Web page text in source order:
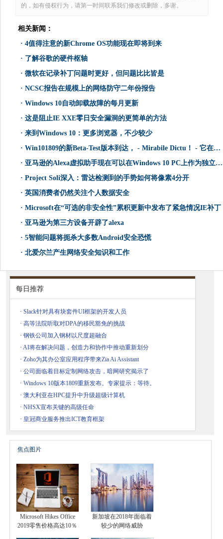
的，如有侵权行为，请第一时间联系我们修改或删除，多谢。
相关新闻：
· 4值得注意的新Chrome OS功能现在即将到来
· 了解谷歌的硬件枢轴
· 微软在记录补丁问题时更好，但问题比比皆是
· NCSC报告在规模上的网络防守二年份报告
· Windows 10自动卸载故障的每月更新
· 这是阻止IE XXE零日安全漏洞的更简单的方法
· 来到Windows 10：更多浏览器，不少较少
· Win101809的新Beta-Test版本到达， - Mirabile Dictu！ - 它在释放预览戒指中
· 亚马逊的Alexa虚拟助手现在可以在Windows 10 PC上作为独立应用程序提供
· Project Soli深入：雷达检测到的手势如何将像素4分开
· 英国消费者仍然关注个人数据安全
· Microsoft在“可选的非安全性”累积更新中发布了紧急情况IE补丁
· 亚马逊为第三方设备开辟了alexa
· 5智能问题将扼杀大多数Android安全恐慌
· 北爱尔兰产生网络安全知识和工作
每日推荐
· Slack针对具有块套件UI框架的开发人员
· 高等法院听取对DPA的移民豁免的挑战
· 钢铁公司加入钢材以尺度超融合
· AI将在解决问题，创造力和协作中推动重新划分
· Zoho为其办公室应用程序带来Zia Ai Assistant
· 公司面临着目标定制网络攻击，暗网研究揭示了
· Windows 10版本1809重新发布。专家提示：等待。
· 澳大利亚在HPC提升中升级超级计算机
· NHSX宣布关键的高级任命
· 皇冠商业服务推出ICT教育框架
焦点图片
Microsoft Hikes Office
2019零售价格高达10％
新加坡在2018年面临着
较少的网络威胁